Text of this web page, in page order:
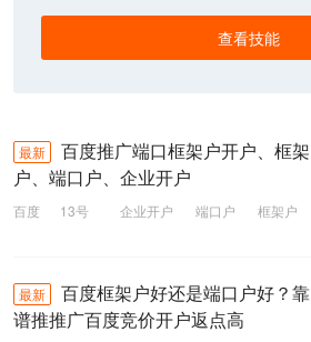
查看技能
最新
百度推广端口框架户开户、框架
户、端口户、企业开户
百度 13号 企业开户 端口户
框架户
最新
百度框架户好还是端口户好？靠
谱推推广百度竞价开户返点高